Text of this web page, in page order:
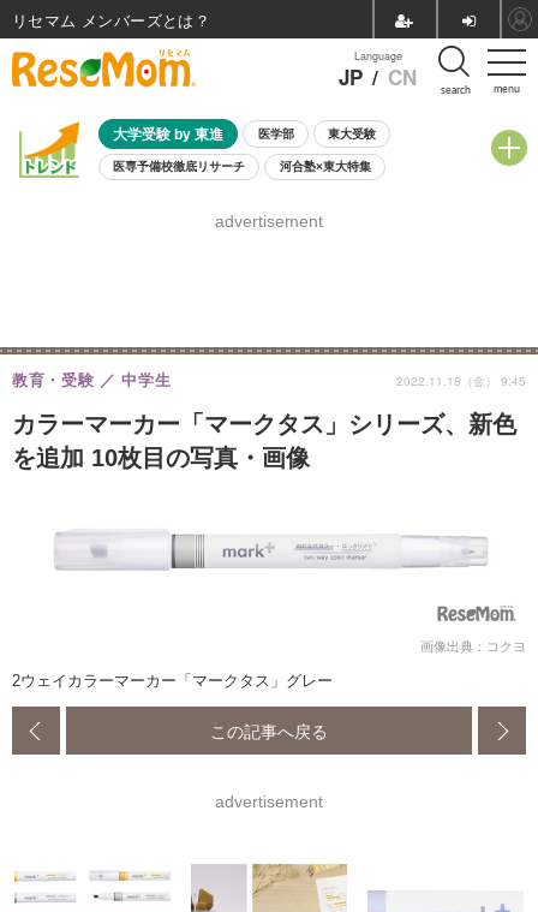
menu
Language
JP / CN search
大学受験 by 東進 医学部 東大受験
医専予備校徹底リサーチ 河合塾×東大特集
8月開催学校説明会・相談会
advertisement
カラーマーカー「マークタス」シリーズ、新色
を追加 10枚目の写真・画像
教育・受験 中学生 2022.11.18（金） 9:45
画像出典：コクヨ
2ウェイカラーマーカー「マークタス」グレー
この記事へ戻る
advertisement
リセマム メンバーズ